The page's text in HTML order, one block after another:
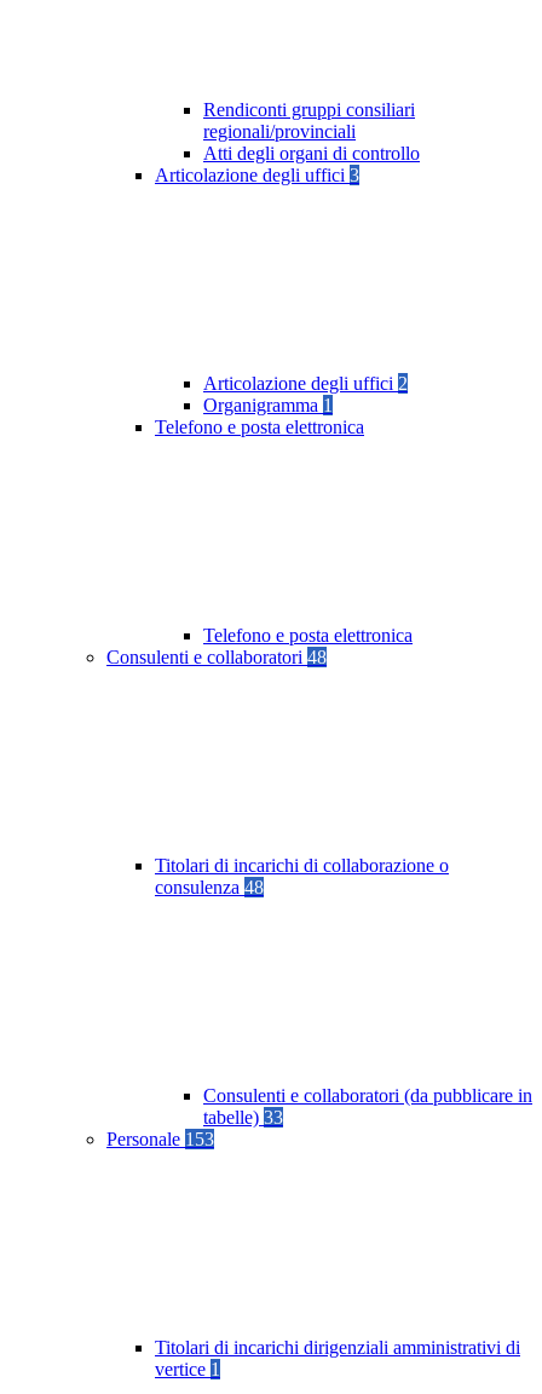
Rendiconti gruppi consiliari
regionali/provinciali
Atti degli organi di controllo
Articolazione degli uffici 3
Articolazione degli uffici 2
Organigramma 1
Telefono e posta elettronica
Telefono e posta elettronica
Consulenti e collaboratori 48
Titolari di incarichi di collaborazione o
consulenza 48
Consulenti e collaboratori (da pubblicare in
tabelle) 33
Personale 153
Titolari di incarichi dirigenziali amministrativi di
vertice 1